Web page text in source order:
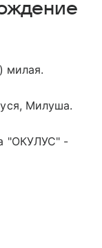
милая.
Милуша.
"ОКУЛУС" -